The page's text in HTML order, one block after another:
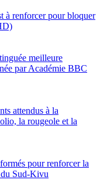
à renforcer pour bloquer
meilleure
par Académie BBC
attendus à la
la rougeole et la
pour renforcer la
du Sud-Kivu